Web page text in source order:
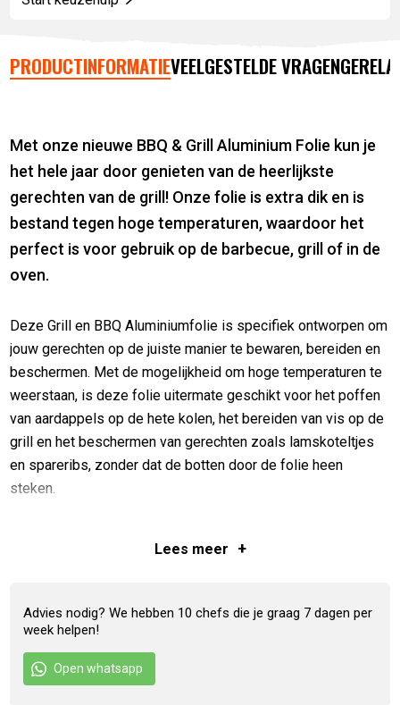
PRODUCTINFORMATIEVEELGESTELDE VRAGEN
Met onze nieuwe BBQ & Grill Aluminium Folie kun je
het hele jaar door genieten van de heerlijkste
gerechten van de grill! Onze folie is extra dik en is
bestand tegen hoge temperaturen, waardoor het
perfect is voor gebruik op de barbecue, grill of in de
oven.
Deze Grill en BBQ Aluminiumfolie is specifiek ontworpen om
jouw gerechten op de juiste manier te bewaren, bereiden en
beschermen. Met de mogelijkheid om hoge temperaturen te
weerstaan, is deze folie uitermate geschikt voor het poffen
van aardappels op de hete kolen, het bereiden van vis op de
grill en het beschermen van gerechten zoals lamskoteltjes
en spareribs, zonder dat de botten door de folie heen
steken.
voor dagelijks gebruik. Met een lengte van 30 meter heb je
die graag kookt op de BBQ.
Kenmerken
Lees meer +
Advies nodig? We hebben 10 chefs die je graag 7 dagen per
week helpen!
Open whatsapp